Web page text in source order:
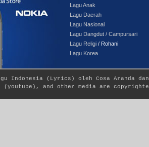
Lagu Anak
Lagu Daerah
Lagu Nasional
Lagu Dangdut / Campursari
Lagu Religi / Rohani
Lagu Korea
Indonesia ( Lyrics ) oleh Cosa Aranda
and other media are